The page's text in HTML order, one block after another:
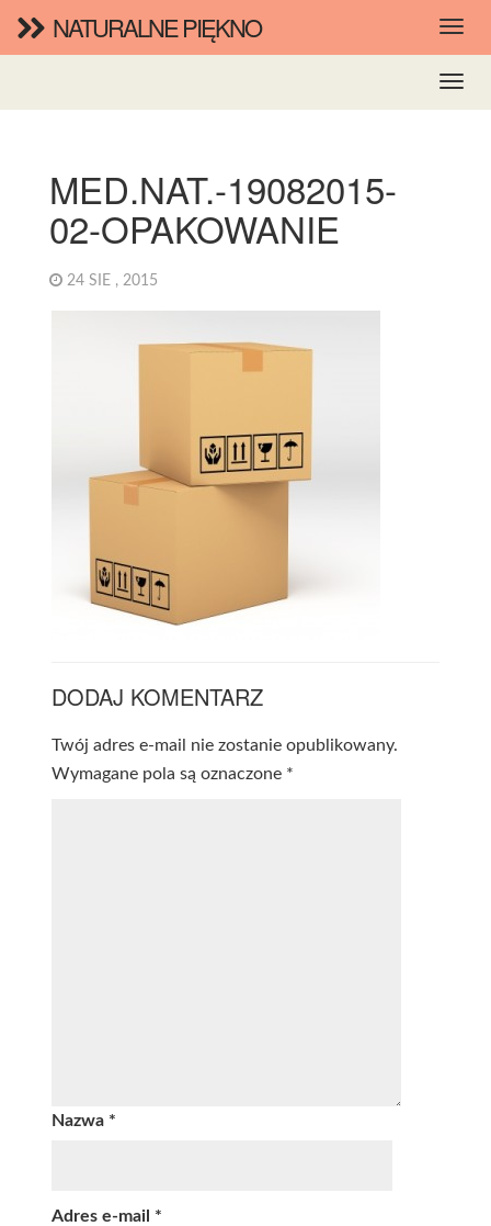
NATURALNE PIĘKNO
MED.NAT.-19082015-
02-OPAKOWANIE
24 SIE , 2015
DODAJ KOMENTARZ
Twój adres e-mail nie zostanie opublikowany.
Wymagane pola są oznaczone *
Nazwa *
Adres e-mail *